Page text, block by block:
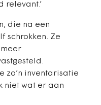
relevant.’
die na een
schrokken. Ze
meer
zo’n inventarisatie
niet wat er aan